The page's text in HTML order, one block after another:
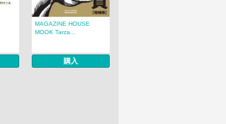
MAGAZINE HOUSE
MOOK Tarza...
購入